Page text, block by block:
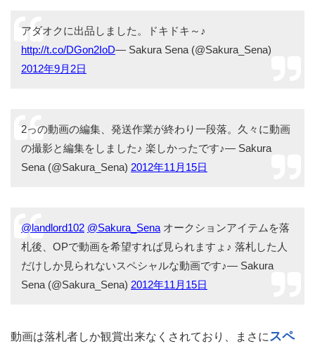
アダオクに出品しました。ドキドキ～♪
http://t.co/DGon2IoD— Sakura Sena (@Sakura_Sena)
2012年9月2日
2っの動画の編集、発送作業が終わり一段落。久々に動画
の撮影と編集をしました♪ 楽しかったです♪— Sakura
Sena (@Sakura_Sena) 2012年11月15日
@landlord102 @Sakura_Sena オークションアイテムを落
札後、OPで動画を希望すれば見られますょ♪ 落札した人
だけしか見られないスペシャルな動画です♪— Sakura
Sena (@Sakura_Sena) 2012年11月15日
動画は落札者しか観賞出来なくされており、まさにスペ